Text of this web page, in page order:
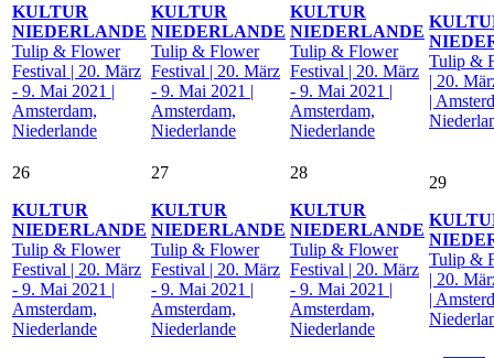
KULTUR
NIEDERLANDE
Tulip & Flower
Festival | 20. März
- 9. Mai 2021 |
Amsterdam,
Niederlande
KULTUR
NIEDERLANDE
Tulip & Flower
Festival | 20. März
- 9. Mai 2021 |
Amsterdam,
Niederlande
KULTUR
NIEDERLANDE
Tulip & Flower
Festival | 20. März
- 9. Mai 2021 |
Amsterdam,
Niederlande
Tulip &
| 20.
|
26
KULTUR
NIEDERLANDE
Tulip & Flower
Festival | 20. März
- 9. Mai 2021 |
Amsterdam,
Niederlande
27
KULTUR
NIEDERLANDE
Tulip & Flower
Festival | 20. März
- 9. Mai 2021 |
Amsterdam,
Niederlande
28
KULTUR
NIEDERLANDE
Tulip & Flower
Festival | 20. März
- 9. Mai 2021 |
Amsterdam,
Niederlande
29
Tulip &
| 20.
|